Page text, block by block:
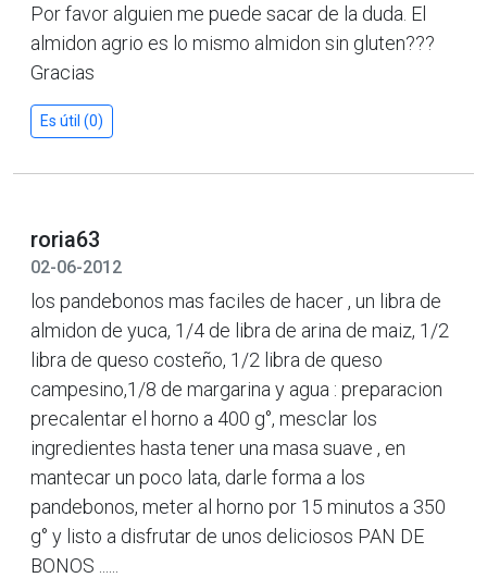
Por favor alguien me puede sacar de la duda. El
almidon agrio es lo mismo almidon sin gluten???
Gracias
Es útil (0)
roria63
02-06-2012
los pandebonos mas faciles de hacer , un libra de
almidon de yuca, 1/4 de libra de arina de maiz, 1/2
libra de queso costeño, 1/2 libra de queso
campesino,1/8 de margarina y agua : preparacion
precalentar el horno a 400 g°, mesclar los
ingredientes hasta tener una masa suave , en
mantecar un poco lata, darle forma a los
pandebonos, meter al horno por 15 minutos a 350
g° y listo a disfrutar de unos deliciosos PAN DE
BONOS ......